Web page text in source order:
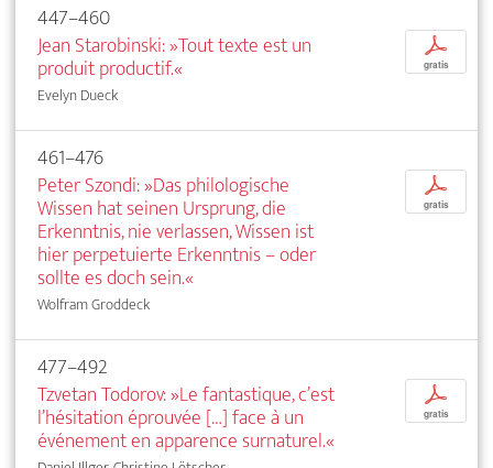
447–460
Jean Starobinski: »Tout texte est un
produit productif.«
Evelyn Dueck
p
gratis
461–476
Peter Szondi: »Das philologische
Wissen hat seinen Ursprung, die
Erkenntnis, nie verlassen, Wissen ist
hier perpetuierte Erkenntnis – oder
sollte es doch sein.«
Wolfram Groddeck
p
gratis
477–492
Tzvetan Todorov: »Le fantastique, c’est
l’hésitation éprouvée […] face à un
événement en apparence surnaturel.«
p
gratis